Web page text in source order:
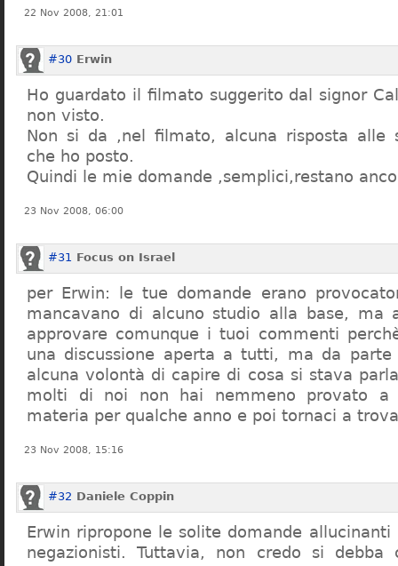
22 Nov 2008, 21:01
#30 Erwin
Ho guardato il filmato suggerito dal signor
non visto.
Non si da ,nel filmato, alcuna risposta alle
che ho posto.
Quindi le mie domande ,semplici,restano
23 Nov 2008, 06:00
#31 Focus on Israel
per Erwin: le tue domande erano
mancavano di alcuno studio alla base, ma
approvare comunque i tuoi commenti
una discussione aperta a tutti, ma da parte
alcuna volontà di capire di cosa si stava
molti di noi non hai nemmeno provato a
materia per qualche anno e poi tornaci a
23 Nov 2008, 15:16
#32 Daniele Coppin
Erwin ripropone le solite domande
negazionisti. Tuttavia, non credo si debba